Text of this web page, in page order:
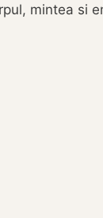
mintea si